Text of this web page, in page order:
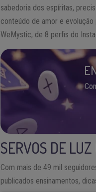
sabedoria dos espíritas,
conteúdo de amor e
WeMystic, de 8 perfis do
SERVOS DE
Com mais de 49 mil
publicados ensinamentos,